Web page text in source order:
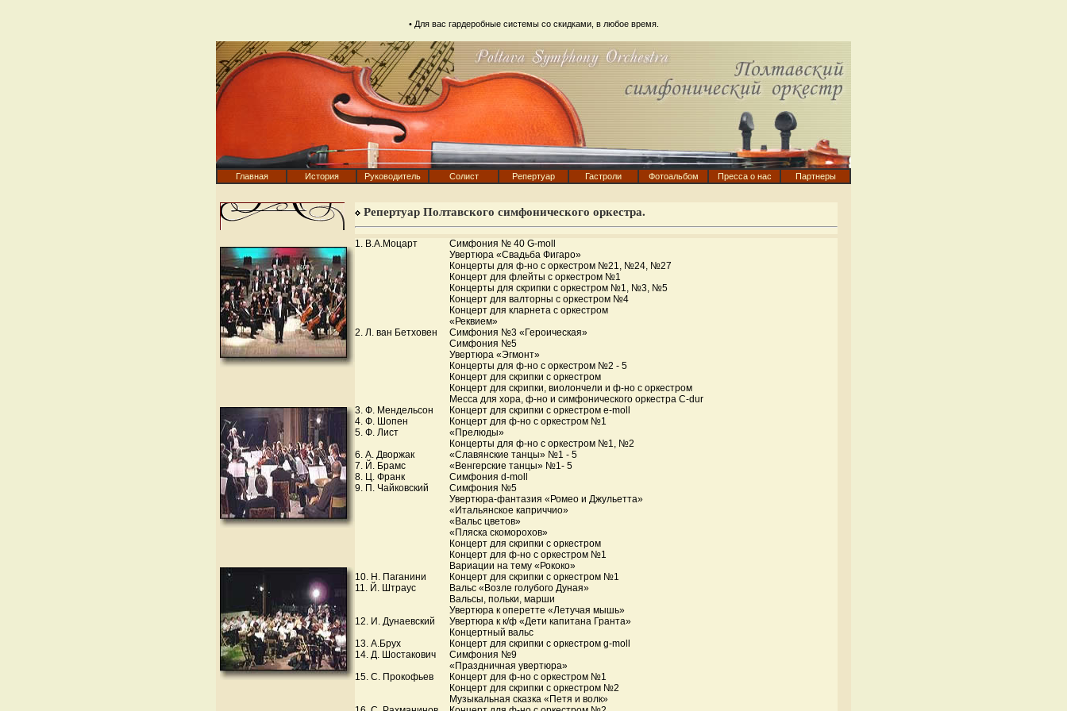
• Для вас гардеробные системысо скидками, в любое время.
Главная История Руководитель Солист Репертуар Гастроли Фотоальбом Пресса о нас Партнеры
Репертуар Полтавского симфонического оркестра.
1. В.А.Моцарт
Симфония № 40 G-moll
Увертюра «Свадьба Фигаро»
Концерты для ф-но с оркестром №21, №24, №27
Концерт для флейты с оркестром №1
Концерты для скрипки с оркестром №1, №3, №5
Концерт для валторны с оркестром №4
Концерт для кларнета с оркестром
«Реквием»
2. Л. ван Бетховен
Симфония №3 «Героическая»
Симфония №5
Увертюра «Эгмонт»
Концерты для ф-но с оркестром №2 - 5
Концерт для скрипки с оркестром
Концерт для скрипки, виолончели и ф-но с оркестром
Месса для хора, ф-но и симфонического оркестра C-dur
3. Ф. Мендельсон
Концерт для скрипки с оркестром e-moll
4. Ф. Шопен
Концерт для ф-но с оркестром №1
5. Ф. Лист
«Прелюды»
Концерты для ф-но с оркестром №1, №2
6. А. Дворжак
«Славянские танцы» №1 - 5
7. Й. Брамс
«Венгерские танцы» №1- 5
8. Ц. Франк
Симфония d-moll
9. П. Чайковский
Симфония №5
Увертюра-фантазия «Ромео и Джульетта»
«Итальянское каприччио»
«Вальс цветов»
«Пляска скоморохов»
Концерт для скрипки с оркестром
Концерт для ф-но с оркестром №1
Вариации на тему «Рококо»
10. Н. Паганини
Концерт для скрипки с оркестром №1
11. Й. Штраус
Вальс «Возле голубого Дуная»
Вальсы, польки, марши
Увертюра к оперетте «Летучая мышь»
12. И. Дунаевский
Увертюра к к/ф «Дети капитана Гранта»
Концертный вальс
13. А.Брух
Концерт для скрипки с оркестром g-moll
14. Д. Шостакович
Симфония №9
«Праздничная увертюра»
15. С. Прокофьев
Концерт для ф-но с оркестром №1
Концерт для скрипки с оркестром №2
Музыкальная сказка «Петя и волк»